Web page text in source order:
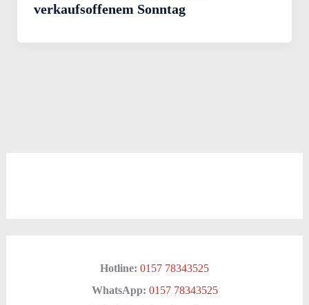
verkaufsoffenem Sonntag
Hotline: 0157 78343525
WhatsApp: 0157 78343525